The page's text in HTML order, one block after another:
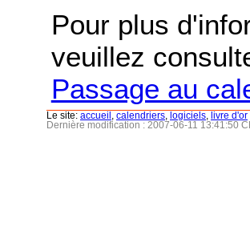
Pour plus
veuillez
Passage au
Le site: accueil calendriers logiciels
livre d'or
Dernière modification : 2007-06-11 13:41:50